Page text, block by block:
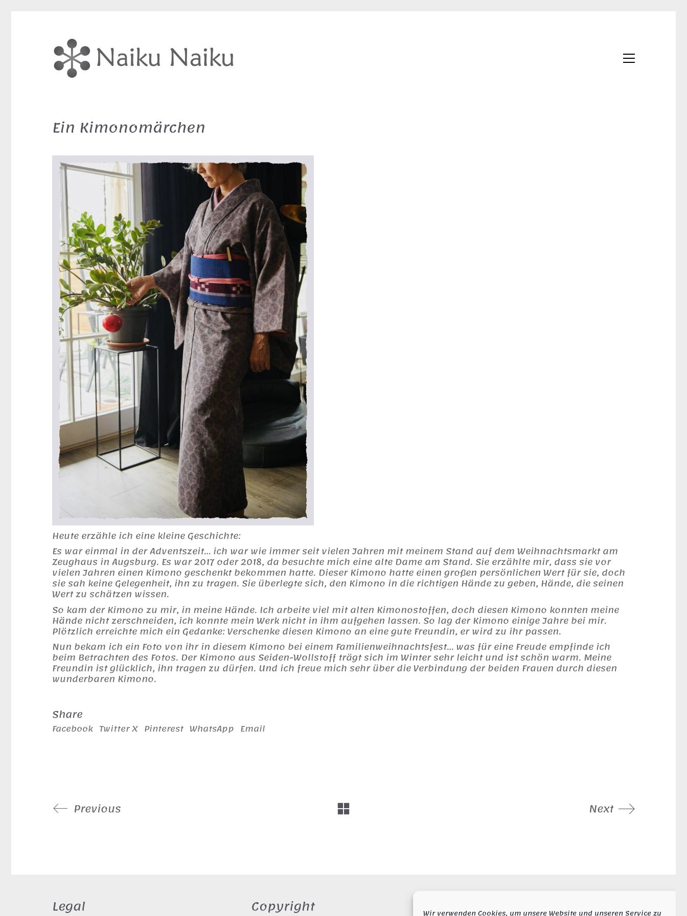
Wir verwenden Cookies, um unsere Website und unseren Service zu
Ein Kimonomärchen
Heute erzähle ich eine kleine Geschichte:
Es war einmal in der Adventszeit… ich war wie immer seit vielen Jahren mit meinem Stand auf dem Weihnachtsmarkt am
Zeughaus in Augsburg. Es war 2017 oder 2018, da besuchte mich eine alte Dame am Stand. Sie erzählte mir, dass sie vor
vielen Jahren einen Kimono geschenkt bekommen hatte. Dieser Kimono hatte einen großen persönlichen Wert für sie, doch
sie sah keine Gelegenheit, ihn zu tragen. Sie überlegte sich, den Kimono in die richtigen Hände zu geben, Hände, die seinen
Wert zu schätzen wissen.
So kam der Kimono zu mir, in meine Hände. Ich arbeite viel mit alten Kimonostoffen, doch diesen Kimono konnten meine
Hände nicht zerschneiden, ich konnte mein Werk nicht in ihm aufgehen lassen. So lag der Kimono einige Jahre bei mir.
Plötzlich erreichte mich ein Gedanke: Verschenke diesen Kimono an eine gute Freundin, er wird zu ihr passen.
Nun bekam ich ein Foto von ihr in diesem Kimono bei einem Familienweihnachtsfest… was für eine Freude empfinde ich
beim Betrachten des Fotos. Der Kimono aus Seiden-Wollstoff trägt sich im Winter sehr leicht und ist schön warm. Meine
Freundin ist glücklich, ihn tragen zu dürfen. Und ich freue mich sehr über die Verbindung der beiden Frauen durch diesen
wunderbaren Kimono.
Share
Facebook Twitter X Pinterest WhatsApp Email
Previous Next
Legal Copyright Social